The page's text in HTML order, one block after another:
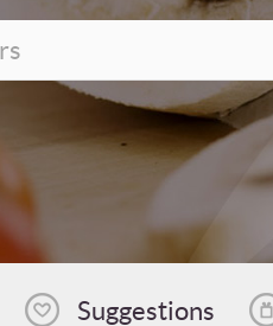
Suggestions